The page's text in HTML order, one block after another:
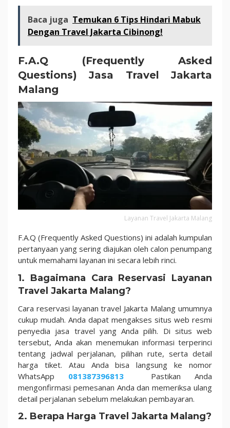
Baca juga Temukan 6 Tips Hindari Mabuk
Dengan Travel Jakarta Cibinong!
F.A.Q (Frequently Asked
Questions) Jasa Travel Jakarta
Malang
Layanan Travel Jakarta Malang
F.A.Q (Frequently Asked Questions) ini adalah kumpulan
pertanyaan yang sering diajukan oleh calon penumpang
untuk memahami layanan ini secara lebih rinci.
1. Bagaimana Cara Reservasi Layanan
Travel Jakarta Malang?
Cara reservasi layanan travel Jakarta Malang umumnya
cukup mudah. Anda dapat mengakses situs web resmi
penyedia jasa travel yang Anda pilih. Di situs web
tersebut, Anda akan menemukan informasi terperinci
tentang jadwal perjalanan, pilihan rute, serta detail
harga tiket. Atau Anda bisa langsung ke nomor
WhatsApp 081387396813
Pastikan Anda
mengonfirmasi pemesanan Anda dan memeriksa ulang
detail perjalanan sebelum melakukan pembayaran.
2. Berapa Harga Travel Jakarta Malang?